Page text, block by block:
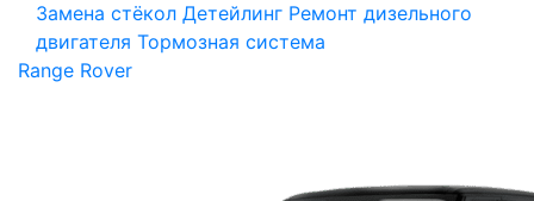
Замена стёкол Детейлинг Ремонт дизельного
двигателя Тормозная система
Range Rover